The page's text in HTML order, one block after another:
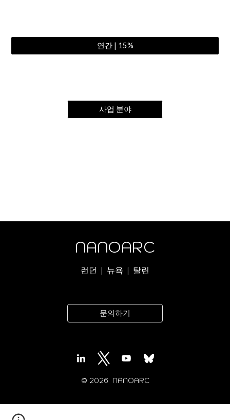
연간 | 15%
사업 분야
NANOARC
런던 | 뉴욕 | 탈린
문의하기
© 2026 NANOARC